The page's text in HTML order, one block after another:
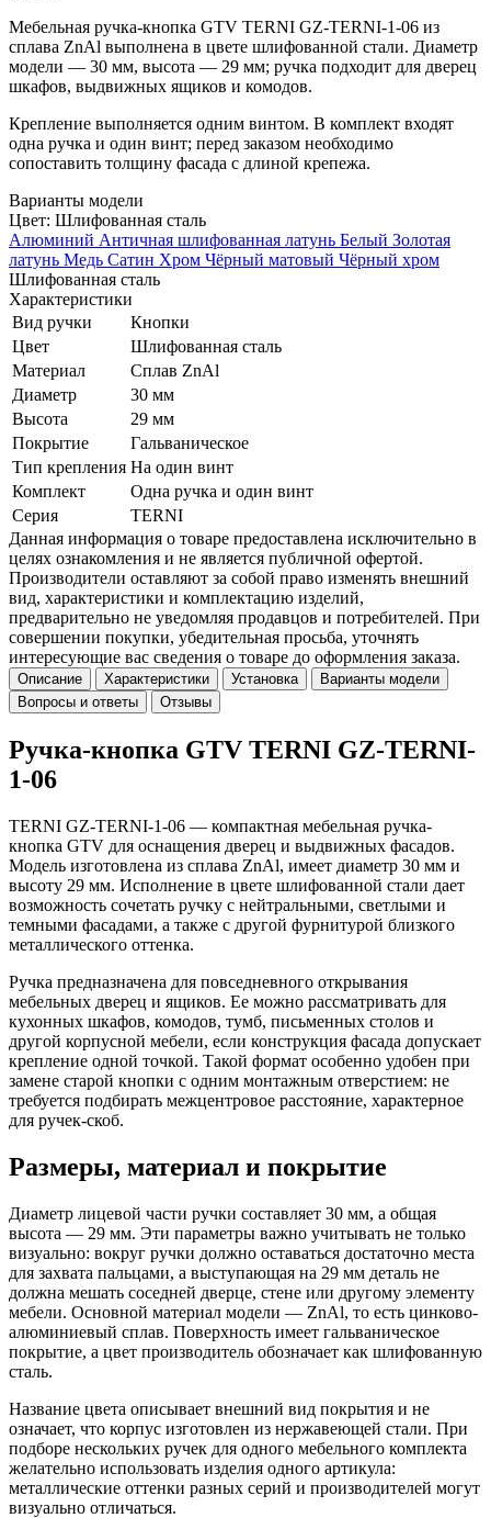
Мебельная ручка-кнопка GTV TERNI GZ-TERNI-1-06 из
сплава ZnAl выполнена в цвете шлифованной стали. Диаметр
модели — 30 мм, высота — 29 мм; ручка подходит для дверец
шкафов, выдвижных ящиков и комодов.
Крепление выполняется одним винтом. В комплект входят
одна ручка и один винт; перед заказом необходимо
сопоставить толщину фасада с длиной крепежа.
Варианты модели
Цвет: Шлифованная сталь
Алюминий Античная шлифованная латунь Белый Золотая
латунь Медь Сатин Хром Чёрный матовый Чёрный хром
Шлифованная сталь
Характеристики
Вид ручки
Кнопки
Цвет
Шлифованная сталь
Материал
Сплав ZnAl
Диаметр
30 мм
Высота
29 мм
Покрытие
Гальваническое
Тип крепления На один винт
Комплект
Одна ручка и один винт
Серия
TERNI
Данная информация о товаре предоставлена исключительно в
целях ознакомления и не является публичной офертой.
Производители оставляют за собой право изменять внешний
вид, характеристики и комплектацию изделий,
предварительно не уведомляя продавцов и потребителей. При
совершении покупки, убедительная просьба, уточнять
интересующие вас сведения о товаре до оформления заказа.
Описание Характеристики Установка
Варианты модели
Вопросы и ответы
Отзывы
Ручка-кнопка GTV TERNI GZ-TERNI-
1-06
TERNI GZ-TERNI-1-06 — компактная мебельная ручка-
кнопка GTV для оснащения дверец и выдвижных фасадов.
Модель изготовлена из сплава ZnAl, имеет диаметр 30 мм и
высоту 29 мм. Исполнение в цвете шлифованной стали дает
возможность сочетать ручку с нейтральными, светлыми и
темными фасадами, а также с другой фурнитурой близкого
металлического оттенка.
Ручка предназначена для повседневного открывания
мебельных дверец и ящиков. Ее можно рассматривать для
кухонных шкафов, комодов, тумб, письменных столов и
другой корпусной мебели, если конструкция фасада допускает
крепление одной точкой. Такой формат особенно удобен при
замене старой кнопки с одним монтажным отверстием: не
требуется подбирать межцентровое расстояние, характерное
для ручек-скоб.
Размеры, материал и покрытие
Диаметр лицевой части ручки составляет 30 мм, а общая
высота — 29 мм. Эти параметры важно учитывать не только
визуально: вокруг ручки должно оставаться достаточно места
для захвата пальцами, а выступающая на 29 мм деталь не
должна мешать соседней дверце, стене или другому элементу
мебели. Основной материал модели — ZnAl, то есть цинково-
алюминиевый сплав. Поверхность имеет гальваническое
покрытие, а цвет производитель обозначает как шлифованную
сталь.
Название цвета описывает внешний вид покрытия и не
означает, что корпус изготовлен из нержавеющей стали. При
подборе нескольких ручек для одного мебельного комплекта
желательно использовать изделия одного артикула:
металлические оттенки разных серий и производителей могут
визуально отличаться.